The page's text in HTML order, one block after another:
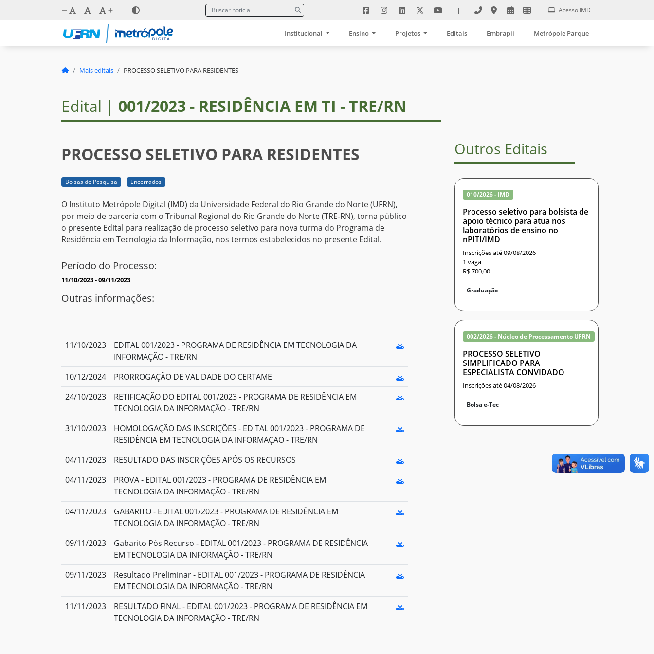
| Acesso IMD
Institucional Ensino Projetos Editais Embrapii Metrópole Parque
Mais editais PROCESSO SELETIVO PARA RESIDENTES
Edital | 001/2023 - RESIDÊNCIA EM TI - TRE/RN
PROCESSO SELETIVO PARA RESIDENTES
Bolsas de Pesquisa Encerrados
O Instituto Metrópole Digital (IMD) da Universidade Federal do Rio Grande do Norte (UFRN),
por meio de parceria com o Tribunal Regional do Rio Grande do Norte (TRE-RN), torna público
o presente Edital para realização de processo seletivo para nova turma do Programa de
Residência em Tecnologia da Informação, nos termos estabelecidos no presente Edital.
Período do Processo:
11/10/2023 - 09/11/2023
Outras informações:
11/10/2023
EDITAL 001/2023 - PROGRAMA DE RESIDÊNCIA EM TECNOLOGIA DA
INFORMAÇÃO - TRE/RN
10/12/2024
PRORROGAÇÃO DE VALIDADE DO CERTAME
24/10/2023
RETIFICAÇÃO DO EDITAL 001/2023 - PROGRAMA DE RESIDÊNCIA EM
TECNOLOGIA DA INFORMAÇÃO - TRE/RN
31/10/2023
HOMOLOGAÇÃO DAS INSCRIÇÕES - EDITAL 001/2023 - PROGRAMA DE
RESIDÊNCIA EM TECNOLOGIA DA INFORMAÇÃO - TRE/RN
04/11/2023
RESULTADO DAS INSCRIÇÕES APÓS OS RECURSOS
04/11/2023
PROVA - EDITAL 001/2023 - PROGRAMA DE RESIDÊNCIA EM
TECNOLOGIA DA INFORMAÇÃO - TRE/RN
04/11/2023
GABARITO - EDITAL 001/2023 - PROGRAMA DE RESIDÊNCIA EM
TECNOLOGIA DA INFORMAÇÃO - TRE/RN
09/11/2023
Gabarito Pós Recurso - EDITAL 001/2023 - PROGRAMA DE RESIDÊNCIA
EM TECNOLOGIA DA INFORMAÇÃO - TRE/RN
09/11/2023
Resultado Preliminar - EDITAL 001/2023 - PROGRAMA DE RESIDÊNCIA
EM TECNOLOGIA DA INFORMAÇÃO - TRE/RN
11/11/2023
RESULTADO FINAL - EDITAL 001/2023 - PROGRAMA DE RESIDÊNCIA EM
TECNOLOGIA DA INFORMAÇÃO - TRE/RN
Outros Editais
010/2026 - IMD
Processo seletivo para bolsista de
apoio técnico para atua nos
laboratórios de ensino no
nPITI/IMD
Inscrições até 09/08/2026
1 vaga
R$ 700,00
Graduação
002/2026 - Núcleo de Processamento UFRN
PROCESSO SELETIVO
SIMPLIFICADO PARA
ESPECIALISTA CONVIDADO
Inscrições até 04/08/2026
Bolsa e-Tec